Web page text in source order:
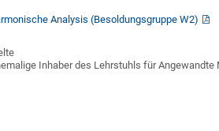
Analysis (Besoldungsgruppe W2)
Inhaber des Lehrstuhls für